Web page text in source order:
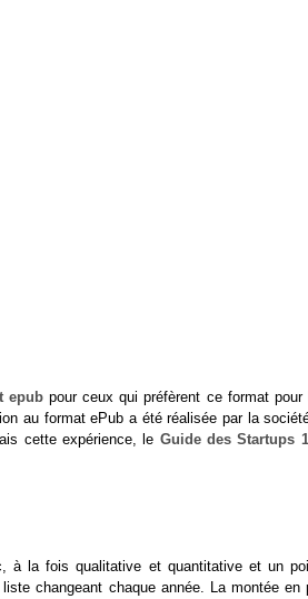
epubpour ceux qui préfèrent ce format
au format ePub a été réalisée par la
cette expérience, le Guide des Startups
à la fois qualitative et quantitative et un
changeant chaque année. La montée en